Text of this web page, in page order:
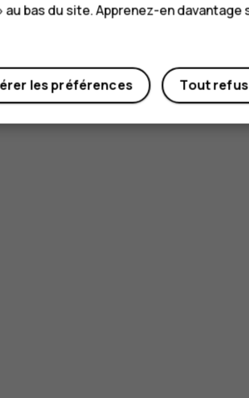
au bas du site. Apprenez-en davantage
Tout
les préférences